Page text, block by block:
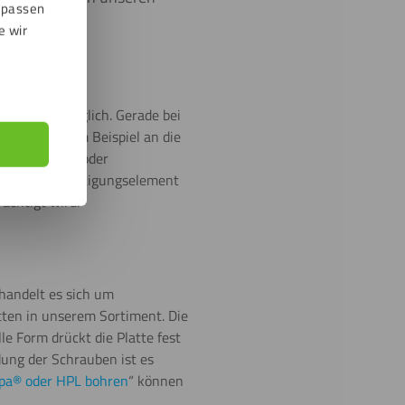
wir
möglich. Gerade bei
Sie zum Beispiel an die
oder
das Befestigungselement
wird.
es sich um
in unserem Sortiment. Die
Form drückt die Platte fest
der Schrauben ist es
oder HPL bohren“ können